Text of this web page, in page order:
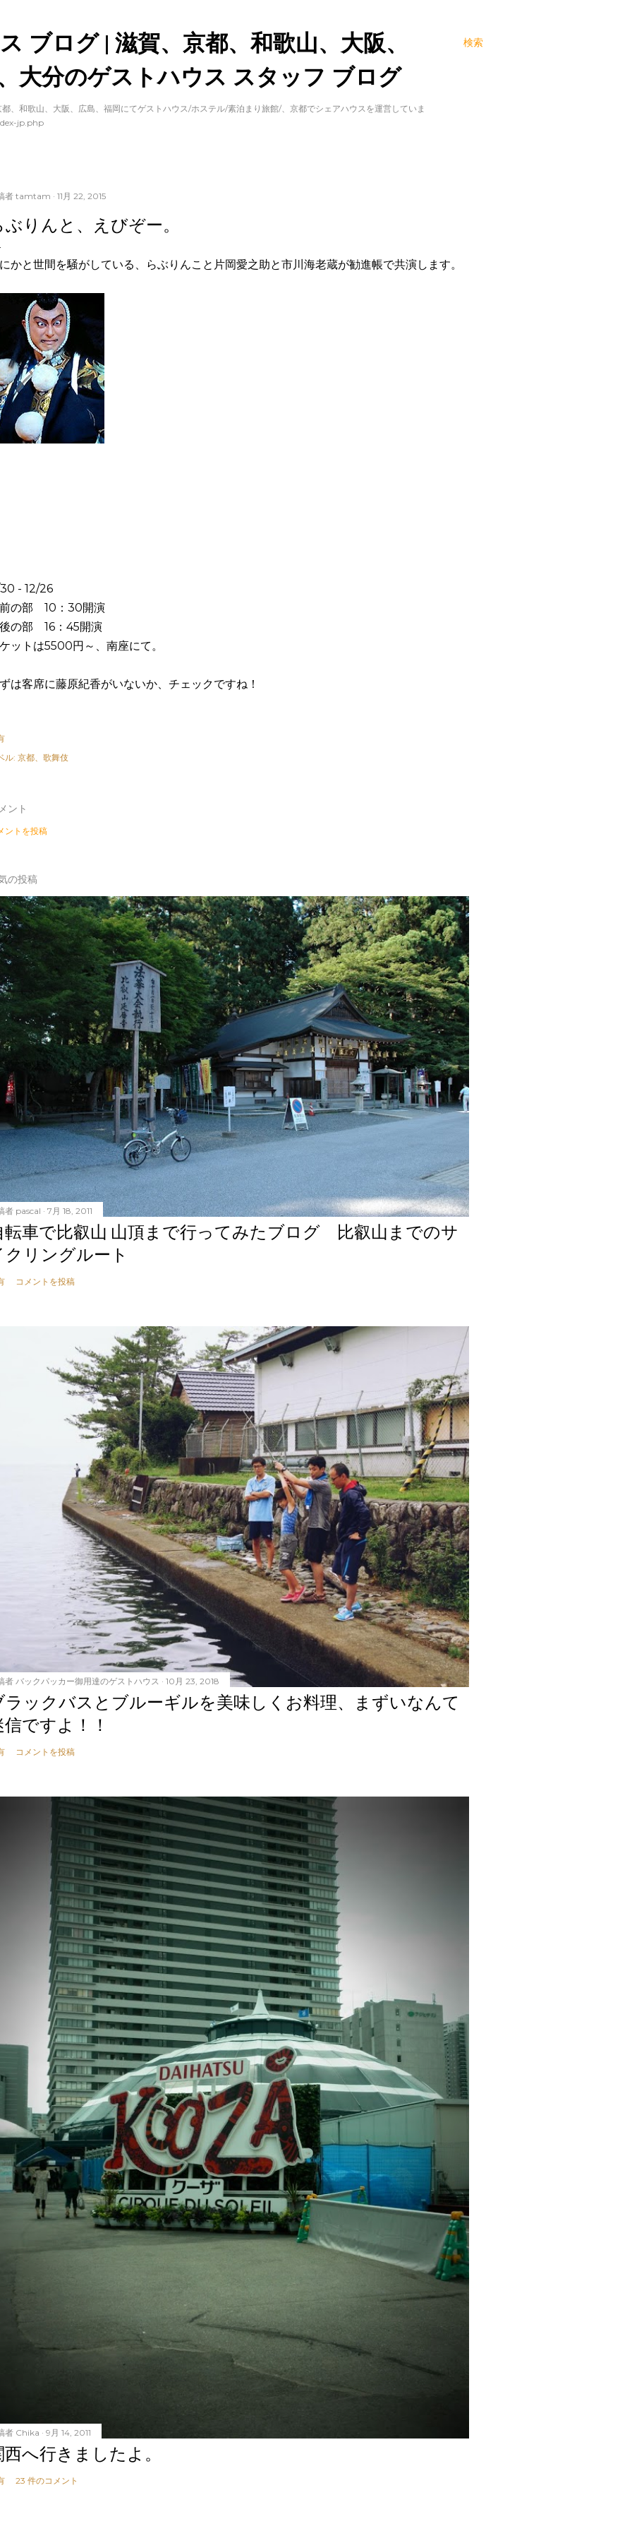
検索
ブログ | 滋賀、京都、和歌山、大阪、
大分のゲストハウス スタッフ ブログ
、和歌山、大阪、広島、福岡にてゲストハウス/ホステル/素泊まり旅館/、京都でシェアハウスを運営していま
jp.php
者 tamtam 11月 22, 2015
ぶりんと、えびぞー。
かと世間を騒がしている、らぶりんこと片岡愛之助と市川海老蔵が勧進帳で共演します。
30 - 12/26
の部 10：30開演
の部 16：45開演
ットは5500円～、南座にて。
は客席に藤原紀香がいないか、チェックですね！
ル: 京都、歌舞伎
ント
ントを投稿
の投稿
者 pascal 7月 18, 2011
転車で比叡山 山頂まで行ってみたブログ 比叡山までのサ
クリングルート
コメントを投稿
者 バックパッカー御用達のゲストハウス 10月 23, 2018
ラックバスとブルーギルを美味しくお料理、まずいなんて
信ですよ！！
コメントを投稿
者 Chika 9月 14, 2011
西へ行きましたよ。
23 件のコメント